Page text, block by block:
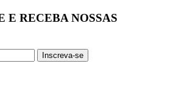
E RECEBA NOSSAS
Inscreva-se